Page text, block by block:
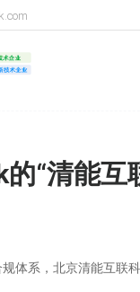
“清能
体系，北京清能互联